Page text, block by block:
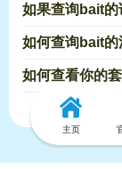
如果查询bait的
如何查询bait的
如何查看你的
主页